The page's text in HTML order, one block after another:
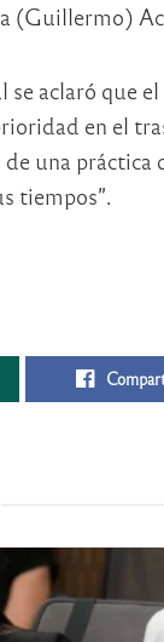
(Guillermo)
se aclaró que
en el
una práctica
tiempos”.